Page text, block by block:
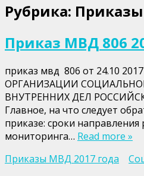
Рубрика:
Приказ МВД 806
приказ мвд 806 от 24.10
ОРГАНИЗАЦИИ
ВНУТРЕННИХ ДЕЛ
Главное, на что следует
приказе: сроки направления
мониторинга… Read more »
Приказы МВД 2017 года